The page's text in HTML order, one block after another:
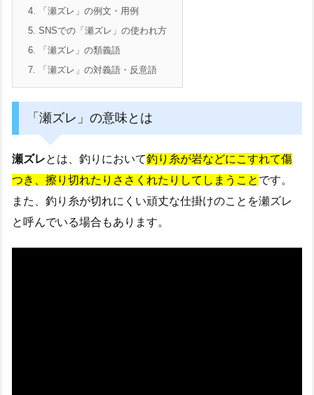
4. 「瀬ズレ」の例文・用例
5. SNSでの「瀬ズレ」の使われ方
6. 「瀬ズレ」の類義語
7. 「瀬ズレ」の対義語・反意語
「瀬ズレ」の意味とは
瀬ズレとは、釣りにおいて釣り糸が岩などにこすれて傷
つき、擦り切れたりささくれたりしてしまうこと です。
また、釣り糸が切れにくい頑丈な仕掛けのことを瀬ズレ
と呼んでいる場合もあります。